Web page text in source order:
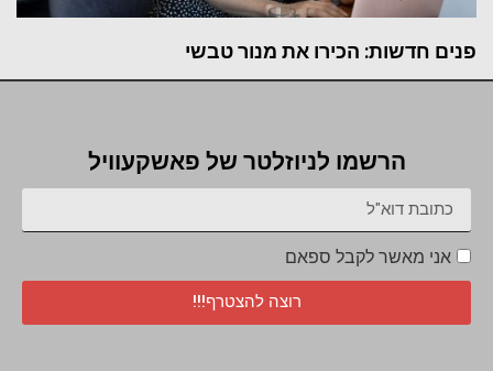
פנים חדשות: הכירו את מנור טבשי
הרשמו לניוזלטר של פאשקעוויל
אני מאשר לקבל ספאם
רוצה להצטרף!!!